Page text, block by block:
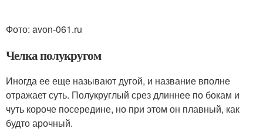
Фото: avon-061.ru
Челка полукругом
Иногда ее еще называют дугой, и название вполне
отражает суть. Полукруглый срез длиннее по бокам и
чуть короче посередине, но при этом он плавный, как
будто арочный.